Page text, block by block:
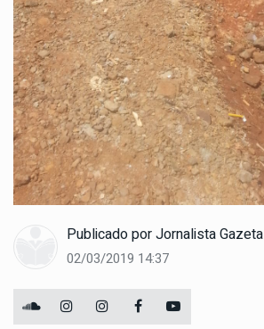
Publicado porJornalista Gazeta
02/03/2019 14:37